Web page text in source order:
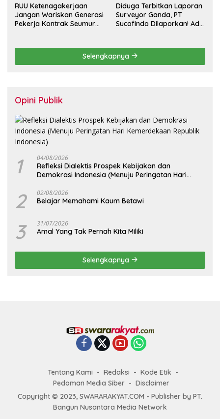
RUU Ketenagakerjaan
Jangan Wariskan Generasi
Pekerja Kontrak Seumur
Diduga Terbitkan Laporan
Surveyor Ganda, PT
Sucofindo Dilaporkan! Ada
Selengkapnya
Opini Publik
1 04/08/2026
Refleksi Dialektis Prospek Kebijakan dan
Demokrasi Indonesia (Menuju Peringatan Hari
2 02/08/2026
Belajar Memahami Kaum Betawi
3 31/07/2026
Amal Yang Tak Pernah Kita Miliki
Selengkapnya
Tentang Kami Redaksi
Kode Etik
Pedoman Media Siber
Disclaimer
Copyright © 2023, SWARARAKYAT.COM - Publisher by PT.
Bangun Nusantara Media Network